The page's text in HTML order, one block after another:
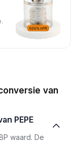
van
waard. De